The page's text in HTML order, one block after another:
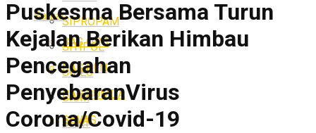
SIPROPAM
SITIPOL
SIKEU
SIUM
SPKT
Satuan
BAG OPS
BAG REN
BAG SUMDA
SIWAS
Puskesma Bersama Turun
Kejalan Berikan Himbau
Pencegahan
PenyebaranVirus
Corona/Covid-19